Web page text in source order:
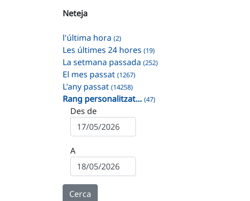
Neteja
l'última hora (2)
Les últimes 24 hores (19)
La setmana passada (252)
El mes passat (1267)
L'any passat (14258)
Rang personalitzat… (47)
Des de
A
Cerca